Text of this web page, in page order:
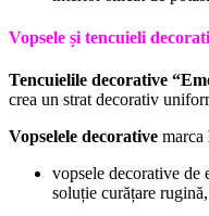
Vopsele și tencuieli
Tencuielile decorative
crea un strat decorativ
Vopselele decorative marca
vopsele decorative de
soluție curățare